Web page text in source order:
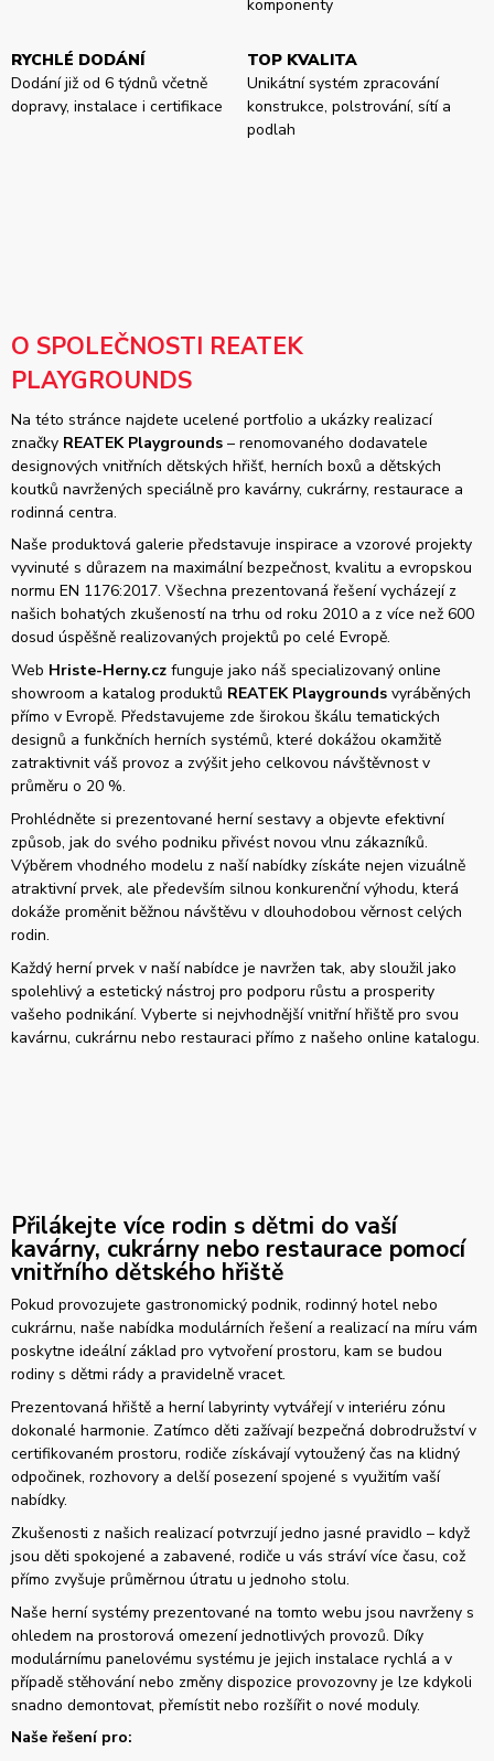
komponenty
RYCHLÉ DODÁNÍ
Dodání již od 6 týdnů včetně
dopravy, instalace i certifikace
TOP KVALITA
Unikátní systém zpracování
konstrukce, polstrování, sítí a
podlah
O SPOLEČNOSTI REATEK
PLAYGROUNDS
Na této stránce najdete ucelené portfolio a ukázky realizací
značky REATEK Playgrounds – renomovaného dodavatele
designových vnitřních dětských hřišť, herních boxů a dětských
koutků navržených speciálně pro kavárny, cukrárny, restaurace a
rodinná centra.
Naše produktová galerie představuje inspirace a vzorové projekty
vyvinuté s důrazem na maximální bezpečnost, kvalitu a evropskou
normu EN 1176:2017. Všechna prezentovaná řešení vycházejí z
našich bohatých zkušeností na trhu od roku 2010 a z více než 600
dosud úspěšně realizovaných projektů po celé Evropě.
Web Hriste-Herny.cz funguje jako náš specializovaný online
showroom a katalog produktů REATEK Playgrounds vyráběných
přímo v Evropě. Představujeme zde širokou škálu tematických
designů a funkčních herních systémů, které dokážou okamžitě
zatraktivnit váš provoz a zvýšit jeho celkovou návštěvnost v
průměru o 20 %.
Prohlédněte si prezentované herní sestavy a objevte efektivní
způsob, jak do svého podniku přivést novou vlnu zákazníků.
Výběrem vhodného modelu z naší nabídky získáte nejen vizuálně
atraktivní prvek, ale především silnou konkurenční výhodu, která
dokáže proměnit běžnou návštěvu v dlouhodobou věrnost celých
rodin.
Každý herní prvek v naší nabídce je navržen tak, aby sloužil jako
spolehlivý a estetický nástroj pro podporu růstu a prosperity
vašeho podnikání. Vyberte si nejvhodnější vnitřní hřiště pro svou
kavárnu, cukrárnu nebo restauraci přímo z našeho online katalogu.
Přilákejte více rodin s dětmi do vaší
kavárny, cukrárny nebo restaurace pomocí
vnitřního dětského hřiště
Pokud provozujete gastronomický podnik, rodinný hotel nebo
cukrárnu, naše nabídka modulárních řešení a realizací na míru vám
poskytne ideální základ pro vytvoření prostoru, kam se budou
rodiny s dětmi rády a pravidelně vracet.
Prezentovaná hřiště a herní labyrinty vytvářejí v interiéru zónu
dokonalé harmonie. Zatímco děti zažívají bezpečná dobrodružství v
certifikovaném prostoru, rodiče získávají vytoužený čas na klidný
odpočinek, rozhovory a delší posezení spojené s využitím vaší
nabídky.
Zkušenosti z našich realizací potvrzují jedno jasné pravidlo – když
jsou děti spokojené a zabavené, rodiče u vás stráví více času, což
přímo zvyšuje průměrnou útratu u jednoho stolu.
Naše herní systémy prezentované na tomto webu jsou navrženy s
ohledem na prostorová omezení jednotlivých provozů. Díky
modulárnímu panelovému systému je jejich instalace rychlá a v
případě stěhování nebo změny dispozice provozovny je lze kdykoli
snadno demontovat, přemístit nebo rozšířit o nové moduly.
Naše řešení pro: